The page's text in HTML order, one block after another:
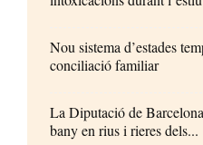
Nou sistema d’estades
conciliació familiar
La Diputació de
bany en rius i rieres dels...